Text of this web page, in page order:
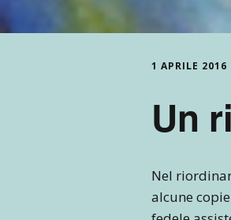
1 APRILE 2016
Un
Nel
alcune